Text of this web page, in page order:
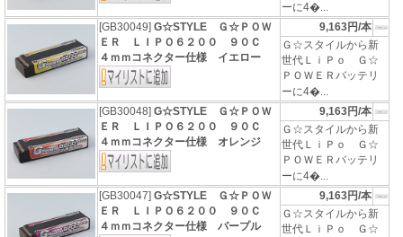
ーに4�...
[GB30049]G☆STYLE Ｇ☆ＰＯＷ
ＥＲ ＬＩＰＯ６２００ ９０Ｃ
４ｍｍコネクター仕様 イエロー
9,163円/本
Ｇ☆スタイルから新
世代ＬｉＰｏ Ｇ☆
ＰＯＷＥＲバッテリ
ーに4�...
[GB30048]G☆STYLE Ｇ☆ＰＯＷ
ＥＲ ＬＩＰＯ６２００ ９０Ｃ
４ｍｍコネクター仕様 オレンジ
9,163円/本
Ｇ☆スタイルから新
世代ＬｉＰｏ Ｇ☆
ＰＯＷＥＲバッテリ
ーに4�...
[GB30047]G☆STYLE Ｇ☆ＰＯＷ
ＥＲ ＬＩＰＯ６２００ ９０Ｃ
４ｍｍコネクター仕様 パープル
9,163円/本
Ｇ☆スタイルから新
世代ＬｉＰｏ Ｇ☆